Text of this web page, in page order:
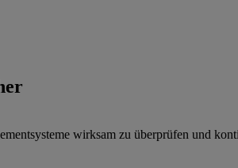
wirksam zu überprüfen und